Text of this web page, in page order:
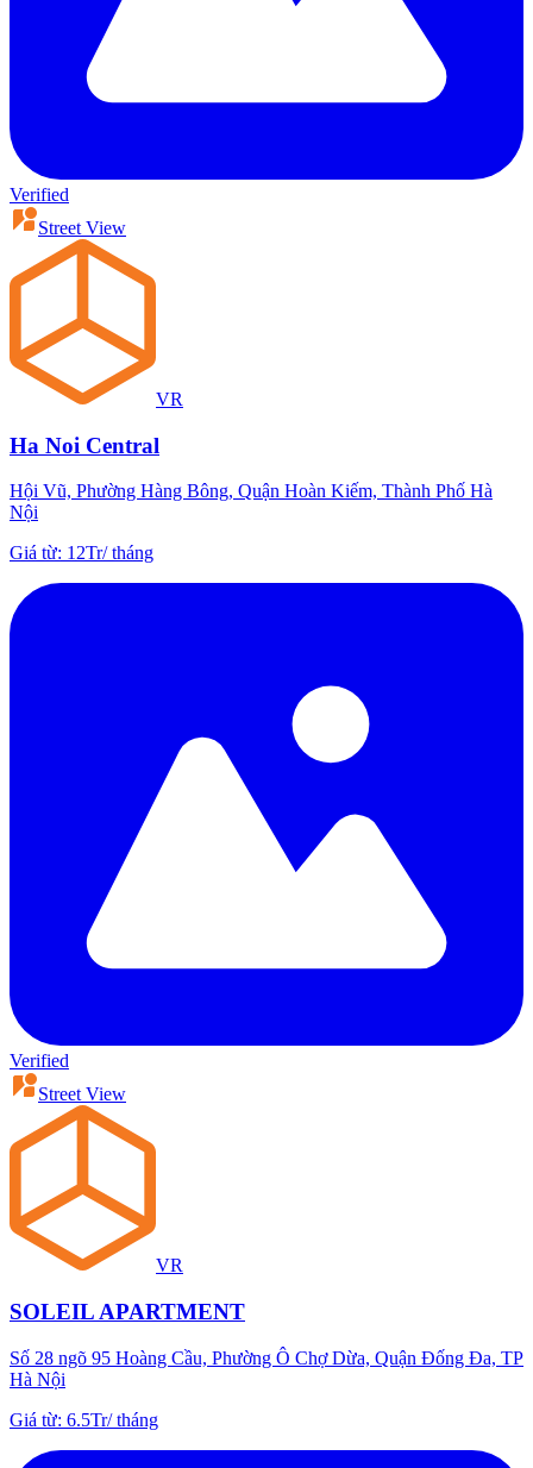
Verified
Street View
VR
Ha Noi Central
Hội Vũ, Phường Hàng Bông, Quận Hoàn Kiếm, Thành Phố Hà
Nội
Giá từ: 12Tr/tháng
Verified
Street View
VR
SOLEIL APARTMENT
Số 28 ngõ 95 Hoàng Cầu, Phường Ô Chợ Dừa, Quận Đống Đa, TP
Hà Nội
Giá từ: 6.5Tr/tháng